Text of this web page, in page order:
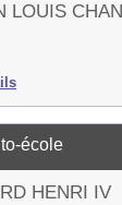
LOUIS
école
HENRI IV